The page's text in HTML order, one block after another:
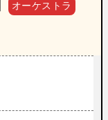
オーケストラ